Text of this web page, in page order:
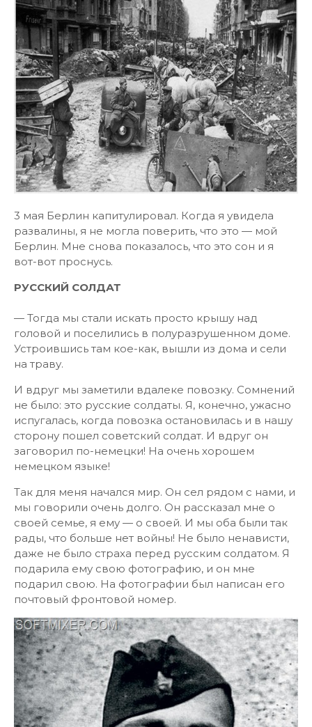
3 мая Берлин капитулировал. Когда я увидела
развалины, я не могла поверить, что это — мой
Берлин. Мне снова показалось, что это сон и я
вот-вот проснусь.
РУССКИЙ СОЛДАТ
— Тогда мы стали искать просто крышу над
головой и поселились в полуразрушенном доме.
Устроившись там кое-как, вышли из дома и сели
на траву.
И вдруг мы заметили вдалеке повозку. Сомнений
не было: это русские солдаты. Я, конечно, ужасно
испугалась, когда повозка остановилась и в нашу
сторону пошел советский солдат. И вдруг он
заговорил по-немецки! На очень хорошем
немецком языке!
Так для меня начался мир. Он сел рядом с нами, и
мы говорили очень долго. Он рассказал мне о
своей семье, я ему — о своей. И мы оба были так
рады, что больше нет войны! Не было ненависти,
даже не было страха перед русским солдатом. Я
подарила ему свою фотографию, и он мне
подарил свою. На фотографии был написан его
почтовый фронтовой номер.